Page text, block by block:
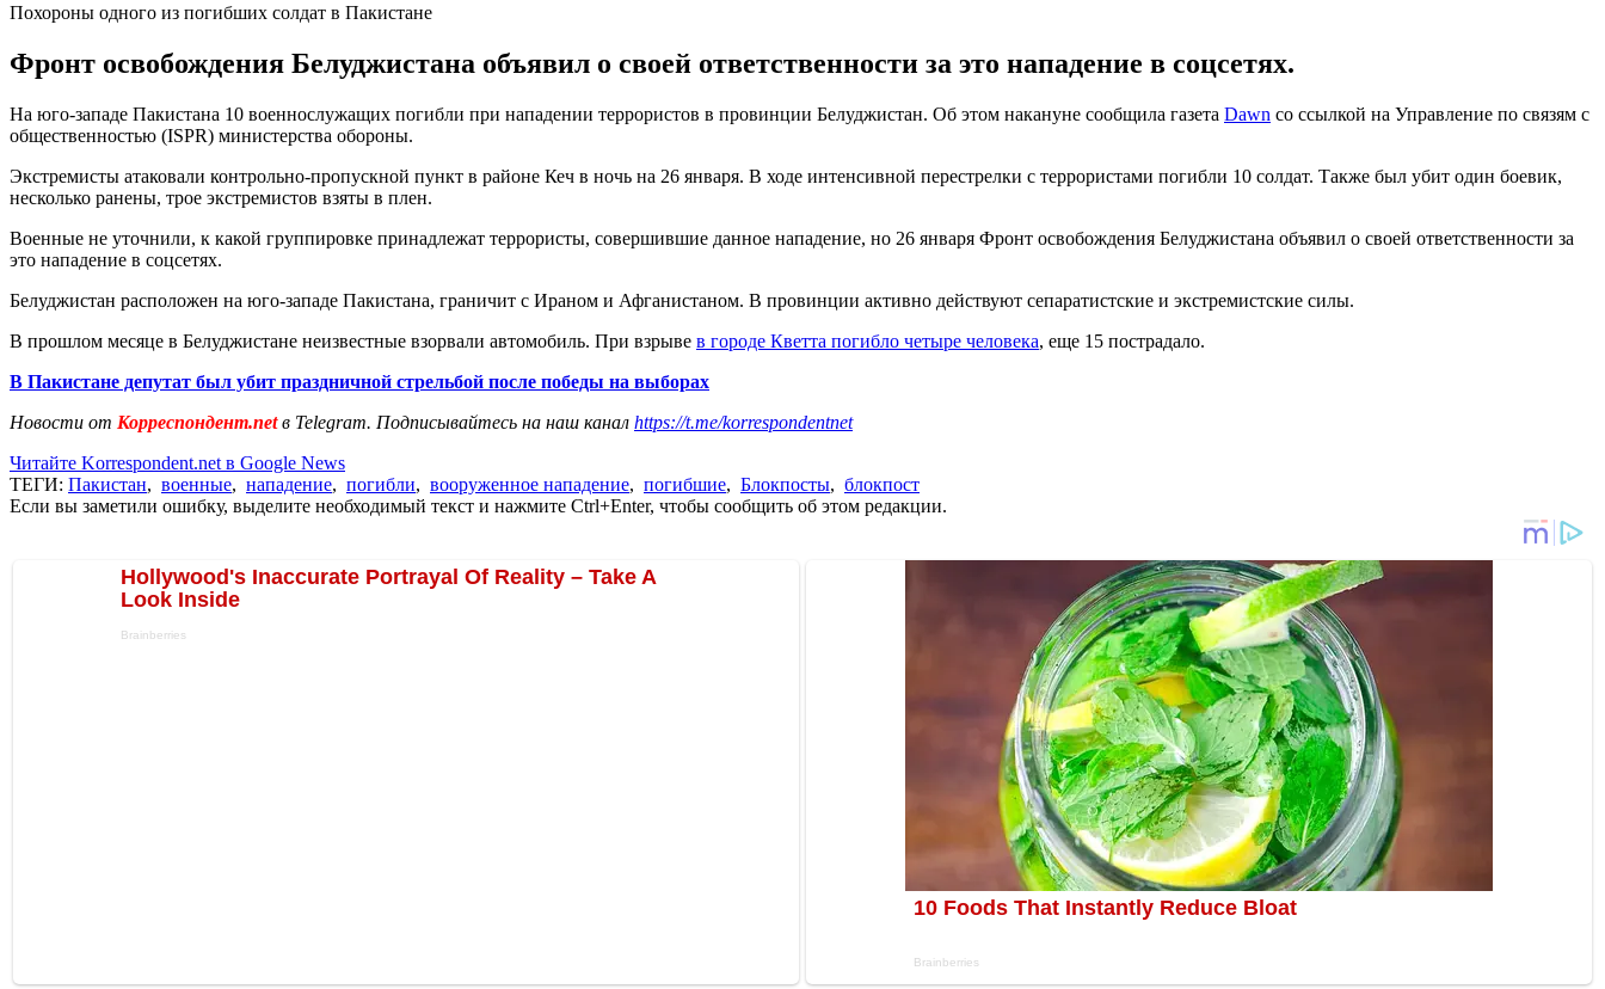
Похороны одного из погибших солдат в Пакистане
Фронт освобождения Белуджистана объявил о своей ответственности за это нападение в соцсетях.
На юго-западе Пакистана 10 военнослужащих погибли при нападении террористов в провинции Белуджистан. Об этом накануне сообщила газета Dawn со ссылкой на Управление по связям с
общественностью (ISPR) министерства обороны.
Экстремисты атаковали контрольно-пропускной пункт в районе Кеч в ночь на 26 января. В ходе интенсивной перестрелки с террористами погибли 10 солдат. Также был убит один боевик,
несколько ранены, трое экстремистов взяты в плен.
Военные не уточнили, к какой группировке принадлежат террористы, совершившие данное нападение, но 26 января Фронт освобождения Белуджистана объявил о своей ответственности за
это нападение в соцсетях.
Белуджистан расположен на юго-западе Пакистана, граничит с Ираном и Афганистаном. В провинции активно действуют сепаратистские и экстремистские силы.
В прошлом месяце в Белуджистане неизвестные взорвали автомобиль. При взрыве в городе Кветта погибло четыре человека, еще 15 пострадало.
В Пакистане депутат был убит праздничной стрельбой после победы на выборах
Новости от Корреспондент.netв Telegram. Подписывайтесь на наш канал https://t.me/korrespondentnet
Читайте Korrespondent.net в Google News
ТЕГИ: Пакистан, военные, нападение, погибли, вооруженное нападение, погибшие, Блокпосты, блокпост
Если вы заметили ошибку, выделите необходимый текст и нажмите Ctrl+Enter, чтобы сообщить об этом редакции.